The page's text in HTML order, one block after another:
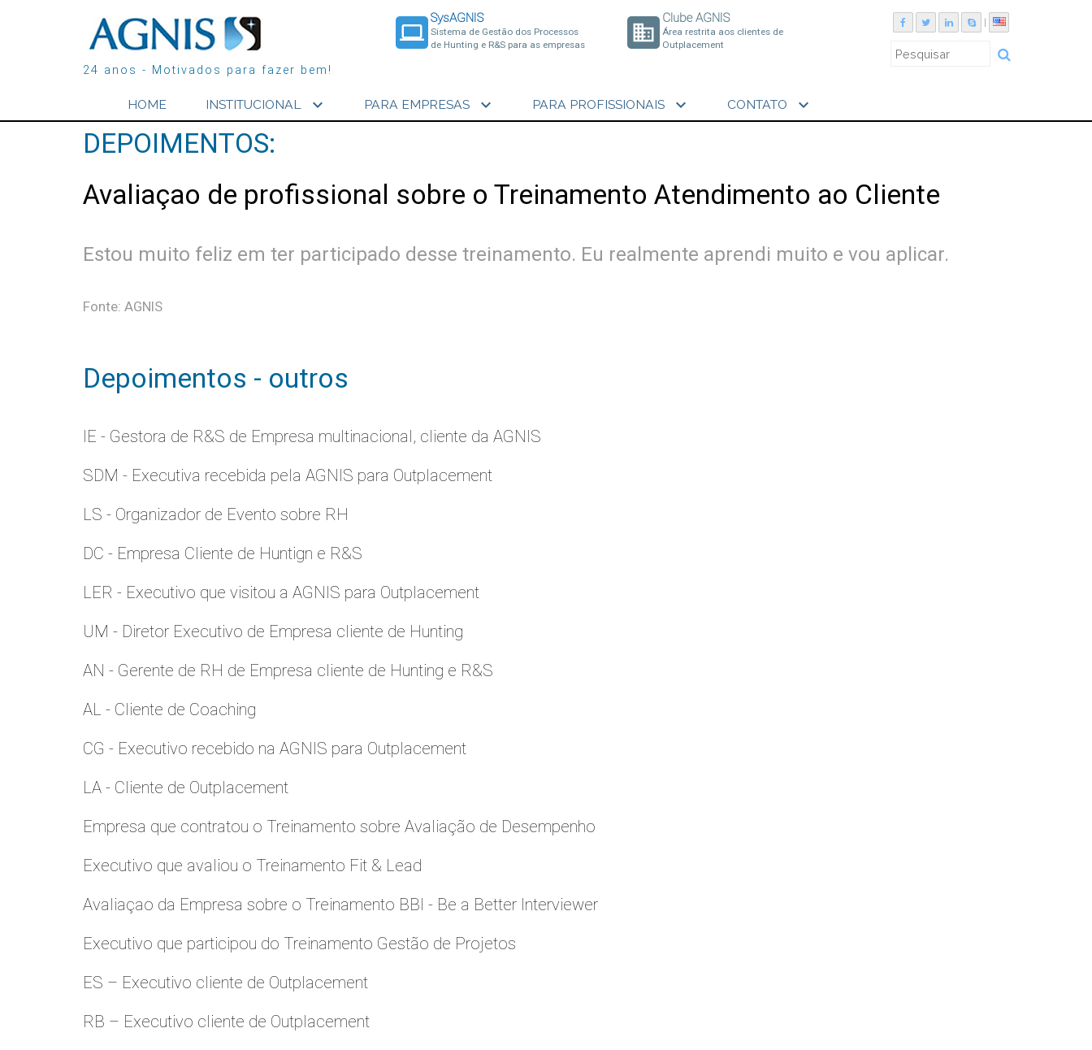
24 anos - Motivados para fazer bem!
laptop
SysAGNIS
Sistema de Gestão dos Processos
de Hunting e R&S para as empresas
business
Clube AGNIS
Área restrita aos clientes de
Outplacement
HOME INSTITUCIONAL expand_more PARA EMPRESAS expand_more PARA PROFISSIONAIS expand_more CONTATO expand_more
DEPOIMENTOS:
Avaliaçao de profissional sobre o Treinamento Atendimento ao Cliente
Estou muito feliz em ter participado desse treinamento. Eu realmente aprendi muito e vou aplicar.
Fonte: AGNIS
Depoimentos - outros
IE - Gestora de R&S de Empresa multinacional, cliente da AGNIS
SDM - Executiva recebida pela AGNIS para Outplacement
LS - Organizador de Evento sobre RH
DC - Empresa Cliente de Huntign e R&S
LER - Executivo que visitou a AGNIS para Outplacement
UM - Diretor Executivo de Empresa cliente de Hunting
AN - Gerente de RH de Empresa cliente de Hunting e R&S
AL - Cliente de Coaching
CG - Executivo recebido na AGNIS para Outplacement
LA - Cliente de Outplacement
Empresa que contratou o Treinamento sobre Avaliação de Desempenho
Executivo que avaliou o Treinamento Fit & Lead
Avaliaçao da Empresa sobre o Treinamento BBI - Be a Better Interviewer
Executivo que participou do Treinamento Gestão de Projetos
ES – Executivo cliente de Outplacement
RB – Executivo cliente de Outplacement